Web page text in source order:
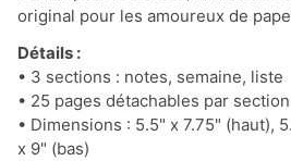
original pour les amoureux de
Détails :
• 3 sections : notes, semaine, liste
• 25 pages détachables par section
• Dimensions : 5.5" x 7.75" (haut),
x 9" (bas)